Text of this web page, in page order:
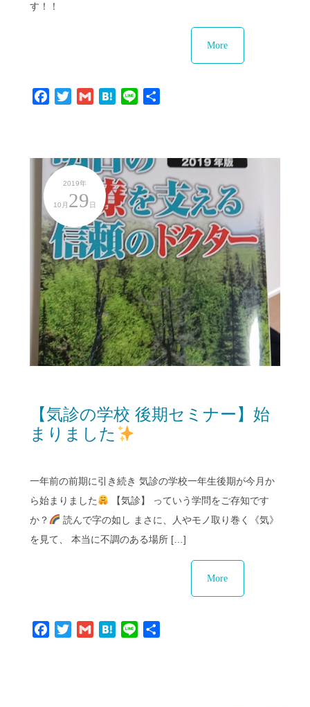
す！！
More
Facebook
TwitterGmail Hatena
Line
2019年
10月 29 日
【気診の学校 後期セミナー】始
まりました
一年前の前期に引き続き 気診の学校一年生後期が今月か
ら始まりました
【気診】 っていう学問をご存知です
か？
読んで字の如し まさに、人やモノ取り巻く《気》
を見て、 本当に不調のある場所 […]
More
Facebook
TwitterGmail Hatena
Line